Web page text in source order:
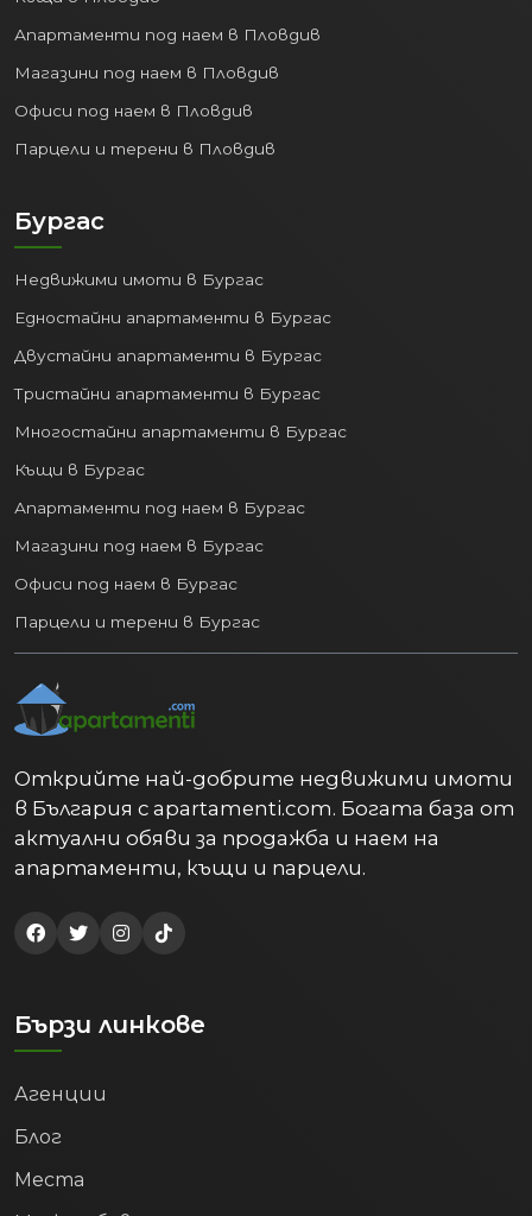
разходки и отдих, чист въздух.
музеи, галерии, целогодишни
фестивали и събития.
Образование и Здравеопазване:
Технически университет,
добри училища, модерни болници и
медицински центрове.
ресторанти, кафенета, барове,
клубове и търговски центрове.
4. Разнообразен пазар на
недвижими имоти:
Пазарът на
недвижими имоти във
Варнапредлага по нещо за всеки вкус и
бюджет:
Апартаменти:От модерни
новопостроени комплекси с гледка
жилища в утвърдени квартали.
града, така и в спокойните
предградия и вилни зони.
Инвестиционни имоти:
Апартаменти и търговски площи
с висок потенциал за отдаване под
наем (дългосрочно или за туристи)
и капиталов растеж.
крайбрежни градове, цените на
имотите във Варна
тенденция към стабилен растеж,
което гарантира добра
5. Туристически
Апартаменти под наем в Пловдив
Магазини под наем в Пловдив
Офиси под наем в Пловдив
Парцели и терени в Пловдив
Бургас
Недвижими имоти в Бургас
Едностайни апартаменти в Бургас
Двустайни апартаменти в Бургас
Тристайни апартаменти в Бургас
Многостайни апартаменти в Бургас
Къщи в Бургас
Апартаменти под наем в Бургас
Магазини под наем в Бургас
Офиси под наем в Бургас
Парцели и терени в Бургас
Открийте най-добрите недвижими имоти
в България с apartamenti.com. Богата база от
актуални обяви за продажба и наем на
апартаменти, къщи и парцели.
Бързи линкове
Агенции
Блог
Места